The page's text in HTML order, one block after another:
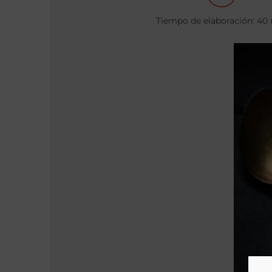
Tiempo de elaboración: 40